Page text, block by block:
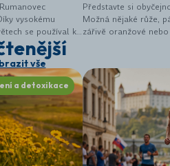
vysokému
se používal k
barvu nebylo
zejména
předměty denní
jeho léčivé
Představte si
Možná nějaké růže,
zářivě oranžové
jen hezká ozdoba
jedná o jednu z
bylin, které nám
vše
a detoxikace